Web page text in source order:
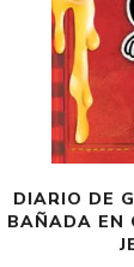
DIARIO DE
BAÑADA EN